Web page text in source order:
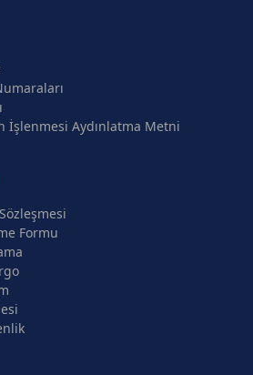
İşlenmesi Aydınlatma Metni
Formu